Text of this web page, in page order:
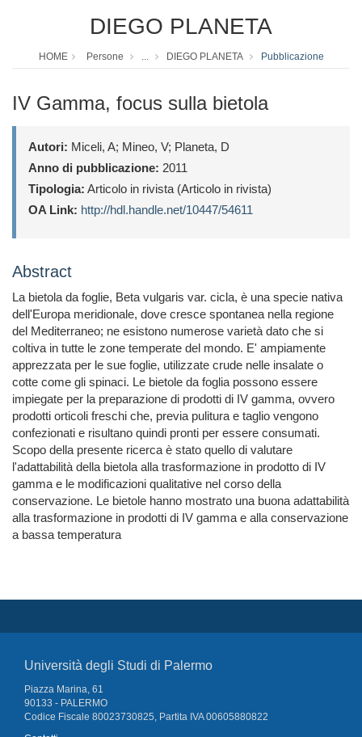
DIEGO PLANETA
HOME Persone ... DIEGO PLANETA Pubblicazione
IV Gamma, focus sulla bietola
Autori: Miceli, A; Mineo, V; Planeta, D
Anno di pubblicazione: 2011
Tipologia: Articolo in rivista (Articolo in rivista)
OA Link: http://hdl.handle.net/10447/54611
Abstract
La bietola da foglie, Beta vulgaris var. cicla, è una specie nativa
dell'Europa meridionale, dove cresce spontanea nella regione
del Mediterraneo; ne esistono numerose varietà dato che si
coltiva in tutte le zone temperate del mondo. E' ampiamente
apprezzata per le sue foglie, utilizzate crude nelle insalate o
cotte come gli spinaci. Le bietole da foglia possono essere
impiegate per la preparazione di prodotti di IV gamma, ovvero
prodotti orticoli freschi che, previa pulitura e taglio vengono
confezionati e risultano quindi pronti per essere consumati.
Scopo della presente ricerca è stato quello di valutare
l'adattabilità della bietola alla trasformazione in prodotto di IV
gamma e le modificazioni qualitative nel corso della
conservazione. Le bietole hanno mostrato una buona adattabilità
alla trasformazione in prodotti di IV gamma e alla conservazione
a bassa temperatura
Università degli Studi di Palermo
Piazza Marina, 61
90133 - PALERMO
Codice Fiscale 80023730825, Partita IVA 00605880822